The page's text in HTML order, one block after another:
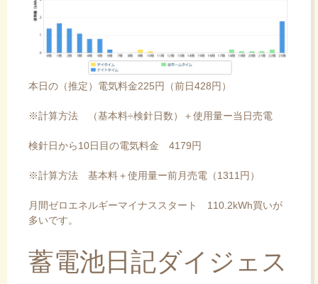
本日の（推定）電気料金225円（前日428円）
※計算方法 （基本料÷検針日数）＋使用量ー当日売電
検針日から10日目の電気料金 4179円
※計算方法 基本料＋使用量ー前月売電（1311円）
月間ゼロエネルギーマイナススタート 110.2kWh買いが
多いです。
蓄電池日記ダイジェス